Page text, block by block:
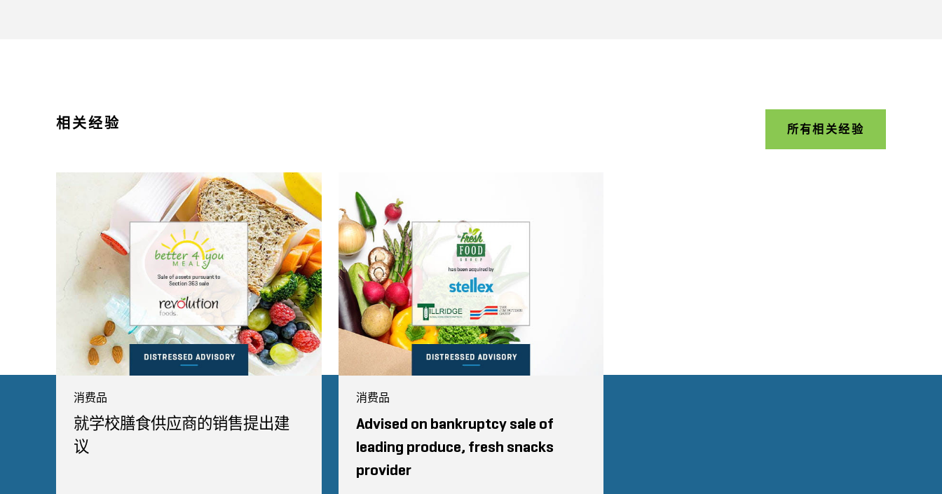
相关经验 所有相关经验
消费品
就学校膳食供应商的销售提出建
议
消费品
Advised on bankruptcy sale of
leading produce, fresh snacks
provider